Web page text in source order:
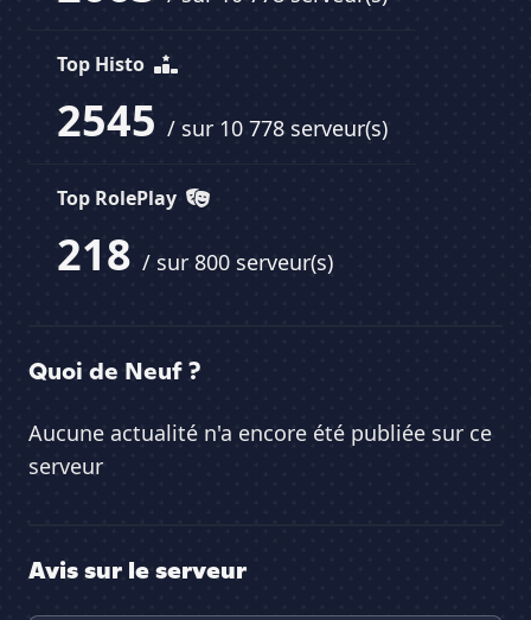
Top Histo
2545 / sur 10 778 serveur(s)
Top RolePlay
218 / sur 800 serveur(s)
Quoi de Neuf ?
Aucune actualité n'a encore été publiée sur ce
serveur
Avis sur le serveur